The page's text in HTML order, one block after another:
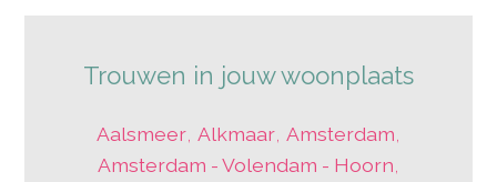
Trouwen in jouw woonplaats
Aalsmeer, Alkmaar, Amsterdam
Amsterdam - Volendam - Hoorn